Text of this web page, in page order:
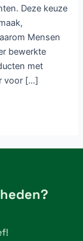
Deze keuze
Mensen
bewerkte
met
voor […]